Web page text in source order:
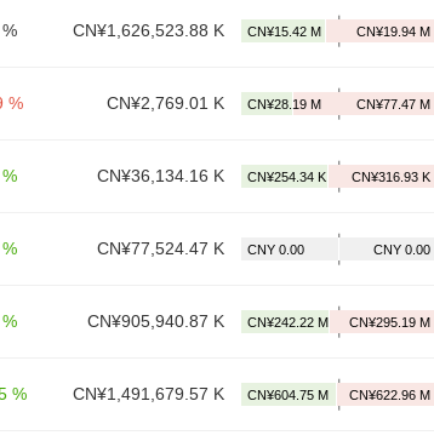
CN¥1,626,523.88 K
% CN¥2,769.01 K
CN¥36,134.16 K
CN¥77,524.47 K
CN¥905,940.87 K
% CN¥1,491,679.57 K